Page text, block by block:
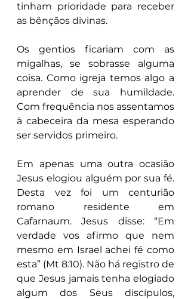
tinham prioridade para receber
as bênçãos divinas.
Os gentios ficariam com as
migalhas, se sobrasse alguma
coisa. Como igreja temos algo a
aprender de sua humildade.
Com frequência nos assentamos
à cabeceira da mesa esperando
ser servidos primeiro.
Em apenas uma outra ocasião
Jesus elogiou alguém por sua fé.
Desta vez foi um centurião
romano residente em
Cafarnaum. Jesus disse: “Em
verdade vos afirmo que nem
mesmo em Israel achei fé como
esta” (Mt 8:10). Não há registro de
que Jesus jamais tenha elogiado
algum dos Seus discípulos,